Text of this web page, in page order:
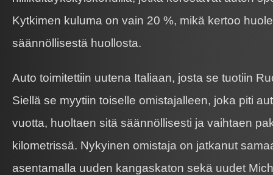
Kytkimen kuluma on vain 20 %, mikä kertoo
säännöllisestä huollosta.
Auto toimitettiin uutena Italiaan, josta se tuotiin
Siellä se myytiin toiselle omistajalleen, joka piti
vuotta, huoltaen sitä säännöllisesti ja vaihtaen
kilometrissä. Nykyinen omistaja on jatkanut
asentamalla uuden kangaskaton sekä uudet